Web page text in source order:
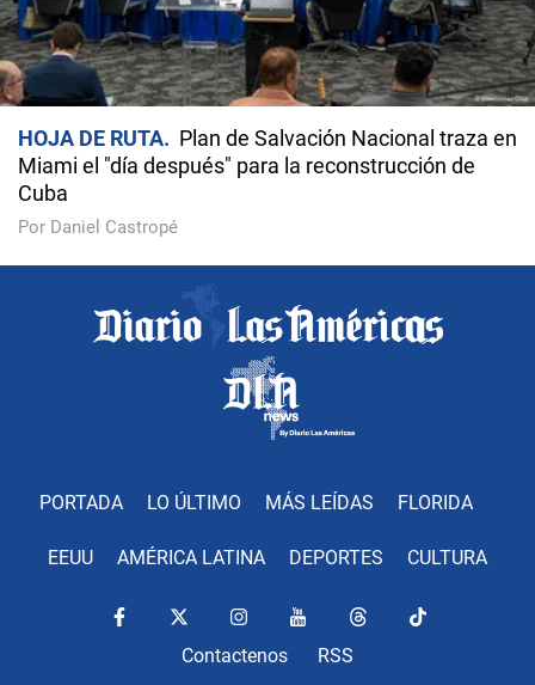
HOJA DE RUTA
Plan de Salvación Nacional traza en
Miami el "día después" para la reconstrucción de
Cuba
Por Daniel Castropé
PORTADA LO ÚLTIMO MÁS LEÍDAS FLORIDA
EEUU AMÉRICA LATINA DEPORTES CULTURA
Contactenos RSS